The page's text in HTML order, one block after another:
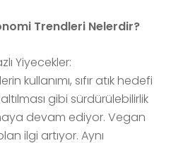
Trendleri Nelerdir?
Yiyecekler:
kullanımı, sıfır atık hedefi
gibi sürdürülebilirlik
devam ediyor. Vegan
ilgi artıyor. Aynı